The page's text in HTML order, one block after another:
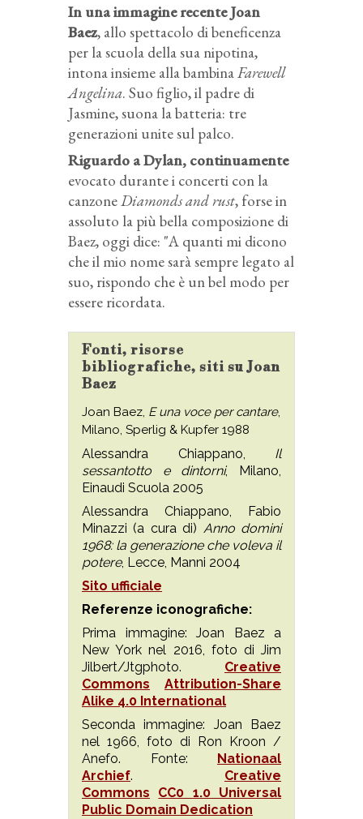
In una immagine recente Joan
Baez, allo spettacolo di beneficenza
per la scuola della sua nipotina,
intona insieme alla bambinaFarewell
Angelina. Suo figlio, il padre di
Jasmine, suona la batteria: tre
generazioni unite sul palco.
Riguardo a Dylan, continuamente
evocato durante i concerti con la
canzoneDiamonds and rust, forse in
assoluto la più bella composizione di
Baez, oggi dice: "A quanti mi dicono
che il mio nome sarà sempre legato al
suo, rispondo che è un bel modo per
essere ricordata.
Fonti, risorse
bibliografiche, siti su Joan
Baez
Joan Baez, E una voce per cantare,
Milano, Sperlig & Kupfer 1988
Alessandra Chiappano, Il
sessantotto e dintorni, Milano,
Einaudi Scuola 2005
Alessandra Chiappano, Fabio
Minazzi (a cura di) Anno domini
1968: la generazione che voleva il
potere, Lecce, Manni 2004
Sito ufficiale
Referenze iconografiche:
Prima immagine: Joan Baez a
New York nel 2016, foto di Jim
Jilbert/Jtgphoto. Creative
Commons
Attribution-Share
Alike 4.0 International
Seconda immagine: Joan Baez
nel 1966, foto di Ron Kroon /
Anefo. Fonte: Nationaal
Archief. Creative
Commons
CC0 1.0 Universal
Public Domain Dedication